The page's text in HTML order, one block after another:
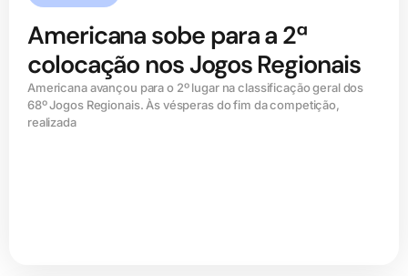
Americana sobe para a 2ª
colocação nos Jogos Regionais
Americana avançou para o 2º lugar na classificação geral dos
68º Jogos Regionais. Às vésperas do fim da competição,
realizada